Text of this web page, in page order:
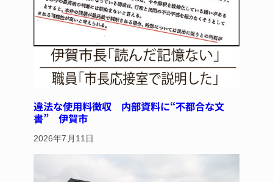
o
k
違法な使用料徴収 内部資料に“不都合な文
書” 伊賀市
2026年7月11日